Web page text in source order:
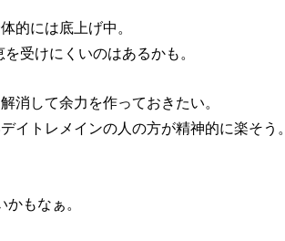
的には底上げ中。
受けにくいのはあるかも。
消して余力を作っておきたい。
イトレメインの人の方が精神的に楽そう。
もなぁ。